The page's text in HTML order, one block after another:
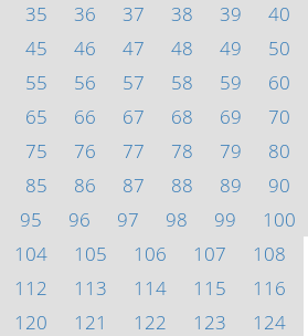
35 36 37 38 39
40
45 46 47 48 49
50
55 56 57 58 59
60
65 66 67 68 69
70
75 76 77 78 79
80
85 86 87 88 89
90
95 96 97 98 99
100
104 105 106 107
108
112 113 114 115
116
120 121 122 123
124